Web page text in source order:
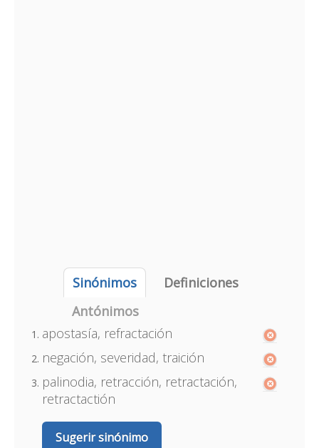
Sinónimos
Definiciones
Antónimos
apostasía, refractación
negación, severidad, traición
palinodia, retracción, retractación,
retractactión
Sugerir sinónimo